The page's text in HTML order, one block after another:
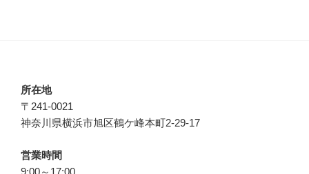
所在地
〒241-0021
神奈川県横浜市旭区鶴ケ峰本町2-29-17
営業時間
9:00～17:00